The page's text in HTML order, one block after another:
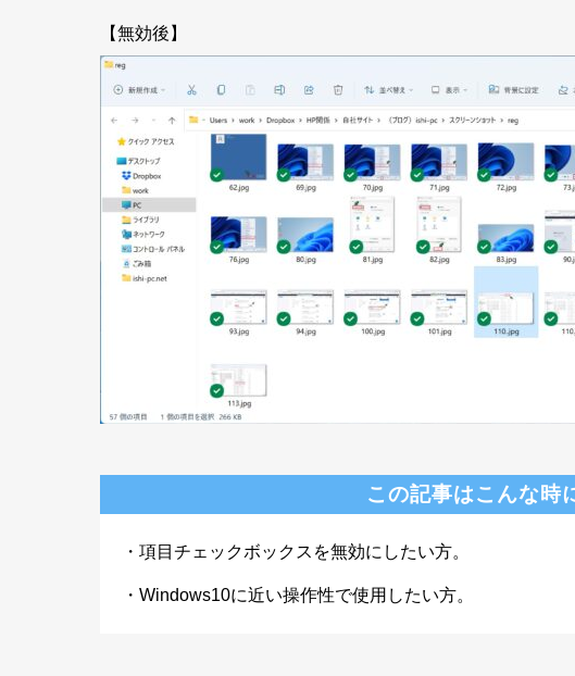
【無効後】
この記事はこんな時
・項目チェックボックスを無効にしたい方。
・Windows10に近い操作性で使用したい方。